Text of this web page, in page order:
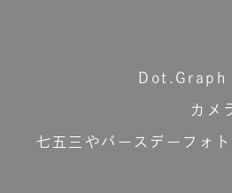
Dot.Graph
カメ
七五三やバースデーフォ